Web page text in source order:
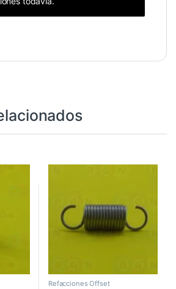
Refacciones Offset